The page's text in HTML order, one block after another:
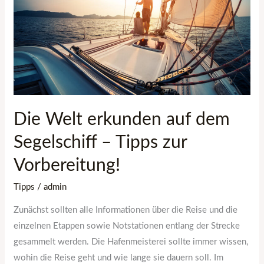
Die Welt erkunden auf dem
Segelschiff – Tipps zur
Vorbereitung!
Tipps /admin
Zunächst sollten alle Informationen über die Reise und die
einzelnen Etappen sowie Notstationen entlang der Strecke
gesammelt werden. Die Hafenmeisterei sollte immer wissen,
wohin die Reise geht und wie lange sie dauern soll. Im
dem
Segelschiff
–
Tipps
zur
Vorbereitung!